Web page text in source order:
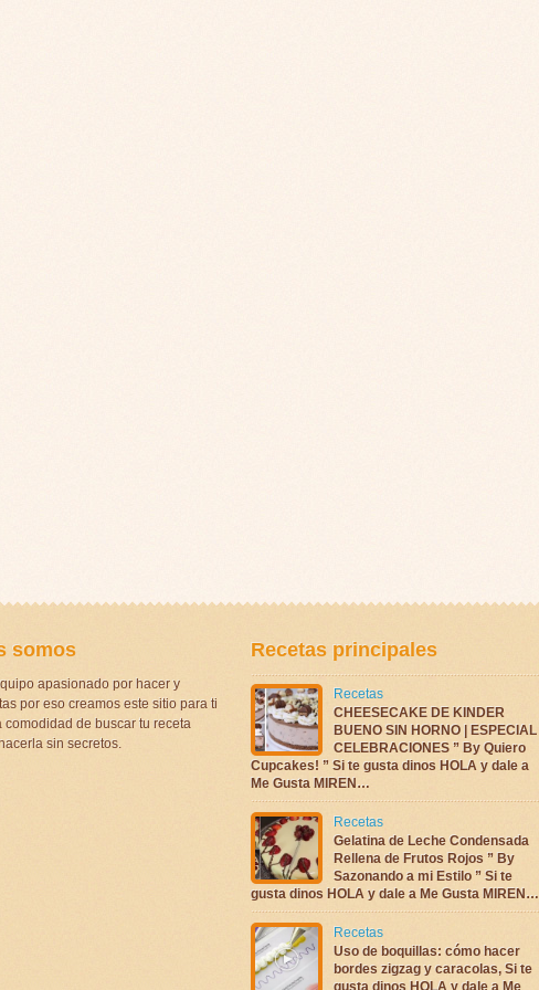
somos
apasionado por hacer y
por eso creamos este sitio para ti
comodidad de buscar tu receta
sin secretos.
Recetas principales
Recetas
CHEESECAKE DE KINDER
BUENO SIN HORNO | ESPECIAL
CELEBRACIONES ” By Quiero
Cupcakes! ” Si te gusta dinos HOLA y dale a
Me Gusta MIREN…
Recetas
Gelatina de Leche Condensada
Rellena de Frutos Rojos ” By
Sazonando a mi Estilo ” Si te
gusta dinos HOLA y dale a Me Gusta MIREN…
Recetas
Uso de boquillas: cómo hacer
bordes zigzag y caracolas, Si te
gusta dinos HOLA y dale a Me